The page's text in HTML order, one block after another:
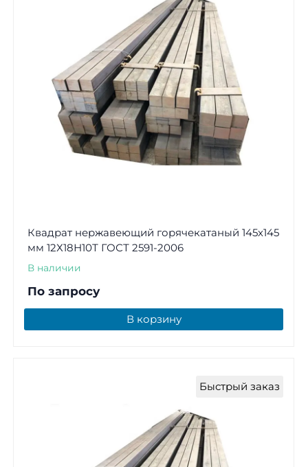
Квадрат нержавеющий горячекатаный 145х145
мм 12Х18Н10Т ГОСТ 2591-2006
В наличии
По запросу
В корзину
Быстрый заказ